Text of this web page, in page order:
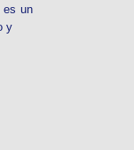
es un
y